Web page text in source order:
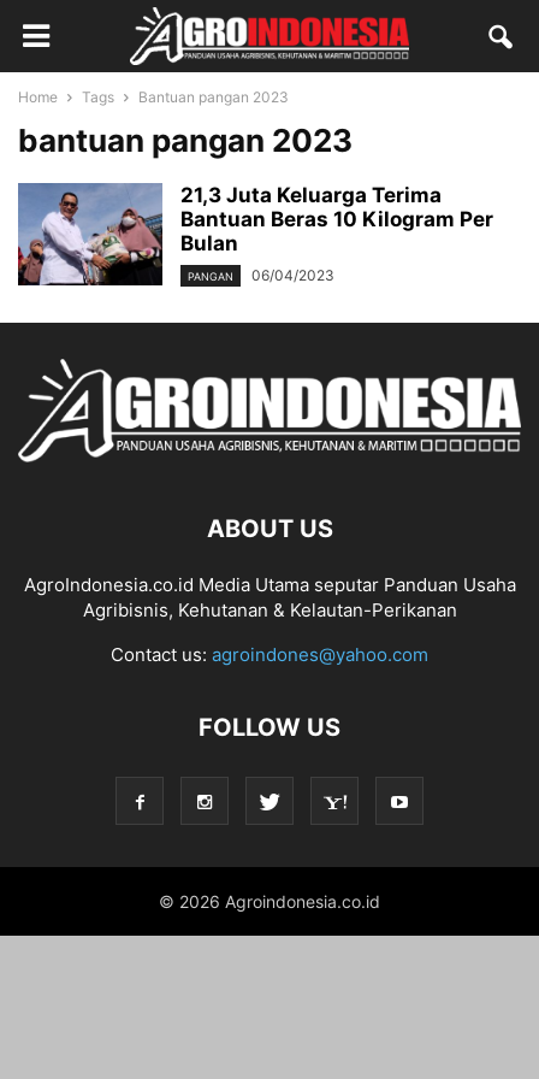
Home Tags Bantuan pangan 2023
bantuan pangan 2023
21,3 Juta Keluarga Terima
Bantuan Beras 10 Kilogram Per
Bulan
PANGAN 06/04/2023
ABOUT US
AgroIndonesia.co.id Media Utama seputar Panduan Usaha
Agribisnis, Kehutanan & Kelautan-Perikanan
Contact us: agroindones@yahoo.com
FOLLOW US
© 2026 Agroindonesia.co.id